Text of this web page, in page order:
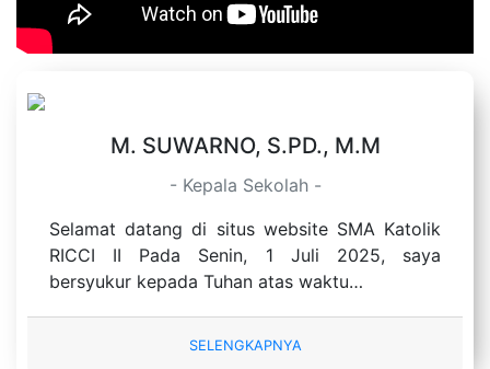
M. SUWARNO, S.PD., M.M
- Kepala Sekolah -
Selamat datang di situs website SMA Katolik
RICCI II Pada Senin, 1 Juli 2025, saya
bersyukur kepada Tuhan atas waktu…
SELENGKAPNYA